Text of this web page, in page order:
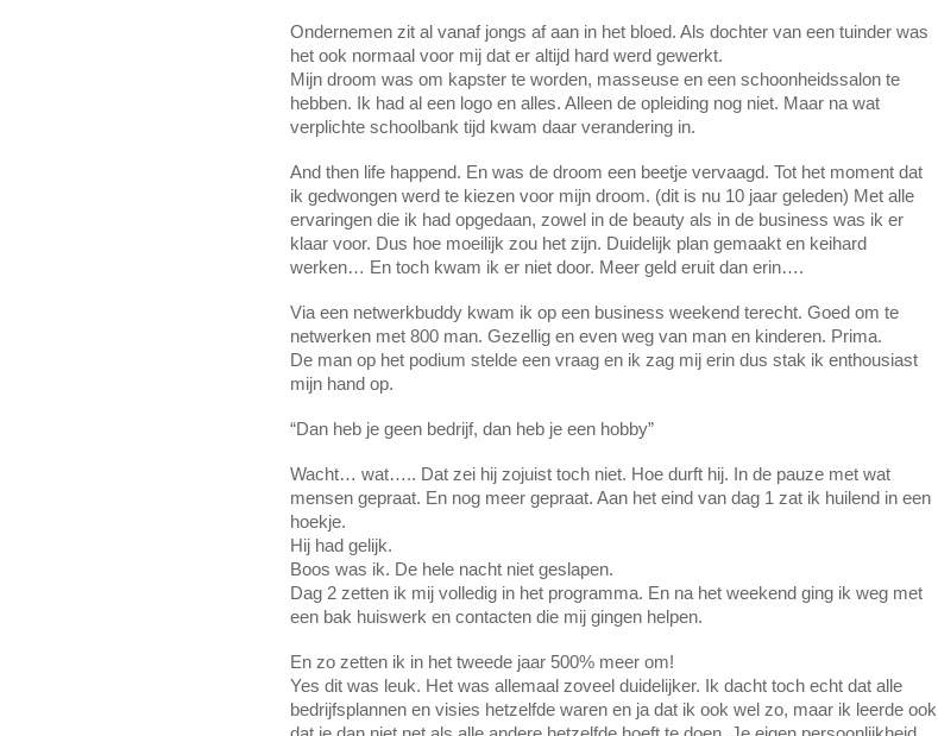
Ondernemen zit al vanaf jongs af aan in het bloed. Als dochter van een tuinder was
het ook normaal voor mij dat er altijd hard werd gewerkt.
Mijn droom was om kapster te worden, masseuse en een schoonheidssalon te
hebben. Ik had al een logo en alles. Alleen de opleiding nog niet. Maar na wat
verplichte schoolbank tijd kwam daar verandering in.
And then life happend. En was de droom een beetje vervaagd. Tot het moment dat
ik gedwongen werd te kiezen voor mijn droom. (dit is nu 10 jaar geleden) Met alle
ervaringen die ik had opgedaan, zowel in de beauty als in de business was ik er
klaar voor. Dus hoe moeilijk zou het zijn. Duidelijk plan gemaakt en keihard
werken… En toch kwam ik er niet door. Meer geld eruit dan erin….
Via een netwerkbuddy kwam ik op een business weekend terecht. Goed om te
netwerken met 800 man. Gezellig en even weg van man en kinderen. Prima.
De man op het podium stelde een vraag en ik zag mij erin dus stak ik enthousiast
mijn hand op.
“Dan heb je geen bedrijf, dan heb je een hobby”
Wacht… wat….. Dat zei hij zojuist toch niet. Hoe durft hij. In de pauze met wat
mensen gepraat. En nog meer gepraat. Aan het eind van dag 1 zat ik huilend in een
hoekje.
Hij had gelijk.
Boos was ik. De hele nacht niet geslapen.
Dag 2 zetten ik mij volledig in het programma. En na het weekend ging ik weg met
een bak huiswerk en contacten die mij gingen helpen.
En zo zetten ik in het tweede jaar 500% meer om!
Yes dit was leuk. Het was allemaal zoveel duidelijker. Ik dacht toch echt dat alle
bedrijfsplannen en visies hetzelfde waren en ja dat ik ook wel zo, maar ik leerde ook